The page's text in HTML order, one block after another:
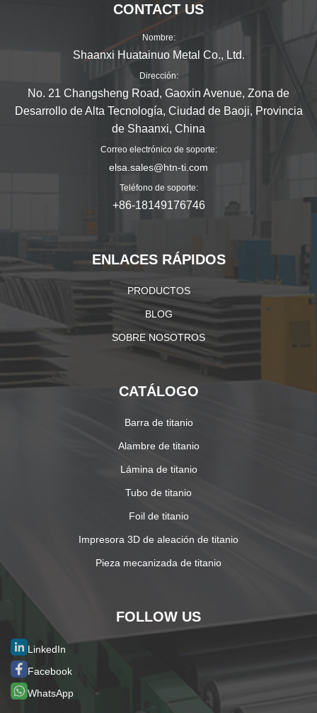
CONTACT US
Nombre:
Shaanxi Huatainuo Metal Co., Ltd.
Dirección:
No. 21 Changsheng Road, Gaoxin Avenue, Zona de
Desarrollo de Alta Tecnología, Ciudad de Baoji, Provincia
de Shaanxi, China
Correo electrónico de soporte:
elsa.sales@htn-ti.com
Teléfono de soporte:
+86-18149176746
ENLACES RÁPIDOS
PRODUCTOS
BLOG
SOBRE NOSOTROS
CATÁLOGO
Barra de titanio
Alambre de titanio
Lámina de titanio
Tubo de titanio
Foil de titanio
Impresora 3D de aleación de titanio
Pieza mecanizada de titanio
FOLLOW US
LinkedIn
Facebook
WhatsApp